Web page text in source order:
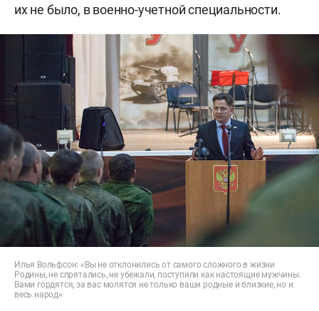
их не было, в военно-учетной специальности.
Илья Вольфсон: «Вы не отклонились от самого сложного в жизни
Родины, не спрятались, не убежали, поступили как настоящие мужчины.
Вами гордятся, за вас молятся не только ваши родные и близкие, но и
весь народ»